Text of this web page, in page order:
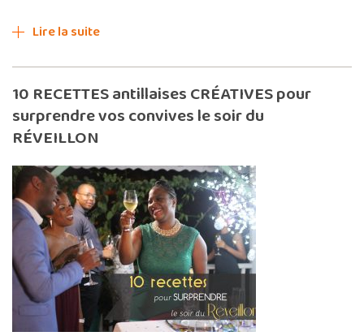
Lire la suite
10 RECETTES antillaises CRÉATIVES pour
surprendre vos convives le soir du
RÉVEILLON